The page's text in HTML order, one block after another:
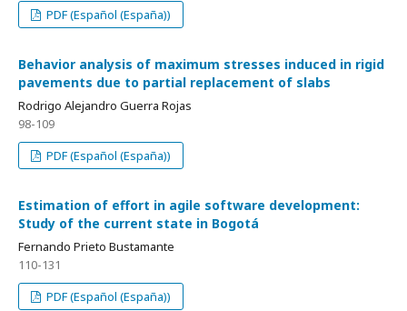
PDF (Español (España))
Behavior analysis of maximum stresses induced in rigid
pavements due to partial replacement of slabs
Rodrigo Alejandro Guerra Rojas
98-109
PDF (Español (España))
Estimation of effort in agile software development:
Study of the current state in Bogotá
Fernando Prieto Bustamante
110-131
PDF (Español (España))